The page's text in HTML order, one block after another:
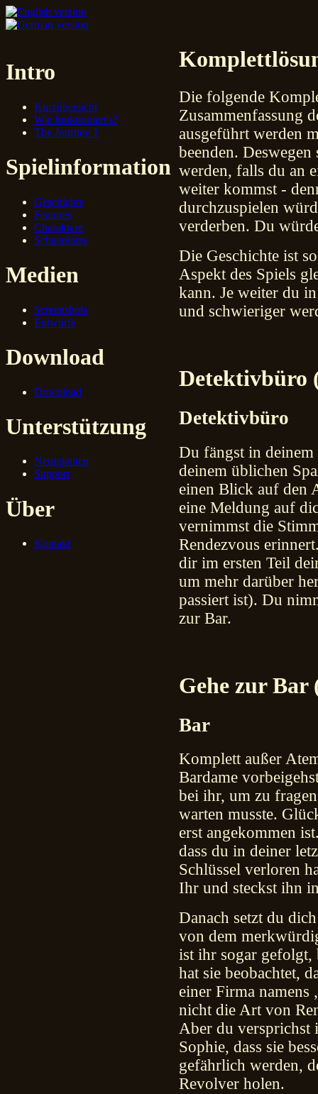
Intro
Kurzübersicht
Wie funktioniert's?
The Journey 1
Spielinformation
Geschichte
Features
Charaktere
Schauplätze
Medien
Screenshots
Entwürfe
Download
Download
Unterstützung
Neuigkeiten
Support
Über
Kontakt
Die folgende
Zusammenfassung
ausgeführt werden
beenden.
werden, falls du an
weiter kommst -
durchzuspielen
verderben. Du
Die Geschichte ist
Aspekt des Spiels
kann. Je weiter du
und schwieriger
Detektivbüro
Detektivbüro
Du fängst in
deinem üblichen
einen Blick auf den
eine Meldung auf
vernimmst die
Rendezvous
dir im ersten Teil
um mehr darüber
passiert ist). Du
zur Bar.
Gehe zur Bar
Bar
Komplett außer
Bardame
bei ihr, um zu
warten musste.
erst angekommen
dass du in deiner
Schlüssel verloren
Ihr und steckst ihn
Danach setzt du
von dem
ist ihr sogar gefolgt,
hat sie beobachtet,
einer Firma namens
nicht die Art von
Aber du versprichst
Sophie, dass sie
gefährlich werden,
Revolver holen.